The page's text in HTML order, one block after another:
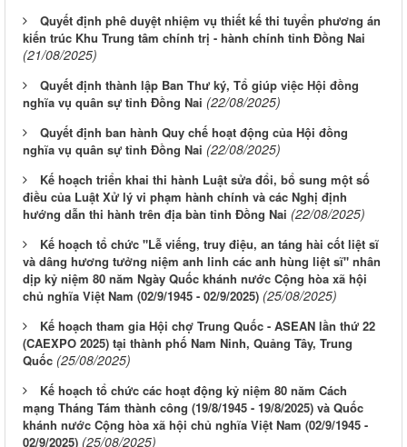
Quyết định phê duyệt nhiệm vụ thiết kế thi tuyển phương án
kiến trúc Khu Trung tâm chính trị - hành chính tỉnh Đồng Nai
(21/08/2025)
Quyết định thành lập Ban Thư ký, Tổ giúp việc Hội đồng
nghĩa vụ quân sự tỉnh Đồng Nai (22/08/2025)
Quyết định ban hành Quy chế hoạt động của Hội đồng
nghĩa vụ quân sự tỉnh Đồng Nai (22/08/2025)
Kế hoạch triển khai thi hành Luật sửa đổi, bổ sung một số
điều của Luật Xử lý vi phạm hành chính và các Nghị định
hướng dẫn thi hành trên địa bàn tỉnh Đồng Nai (22/08/2025)
Kế hoạch tổ chức "Lễ viếng, truy điệu, an táng hài cốt liệt sĩ
và dâng hương tưởng niệm anh linh các anh hùng liệt sĩ" nhân
dịp kỷ niệm 80 năm Ngày Quốc khánh nước Cộng hòa xã hội
chủ nghĩa Việt Nam (02/9/1945 - 02/9/2025) (25/08/2025)
Kế hoạch tham gia Hội chợ Trung Quốc - ASEAN lần thứ 22
(CAEXPO 2025) tại thành phố Nam Ninh, Quảng Tây, Trung
Quốc (25/08/2025)
Kế hoạch tổ chức các hoạt động kỷ niệm 80 năm Cách
mạng Tháng Tám thành công (19/8/1945 - 19/8/2025) và Quốc
khánh nước Cộng hòa xã hội chủ nghĩa Việt Nam (02/9/1945 -
02/9/2025) (25/08/2025)